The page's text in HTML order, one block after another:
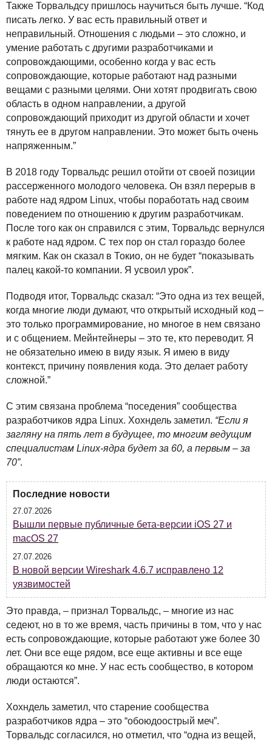
Также Торвальдсу пришлось научиться быть лучше. “Код
писать легко. У вас есть правильный ответ и
неправильный. Отношения с людьми – это сложно, и
умение работать с другими разработчиками и
сопровождающими, особенно когда у вас есть
сопровождающие, которые работают над разными
вещами с разными целями. Они хотят продвигать свою
область в одном направлении, а другой
сопровождающий приходит из другой области и хочет
тянуть ее в другом направлении. Это может быть очень
напряженным.”
В 2018 году Торвальдс решил отойти от своей позиции
рассерженного молодого человека. Он взял перерыв в
работе над ядром Linux, чтобы поработать над своим
поведением по отношению к другим разработчикам.
После того как он справился с этим, Торвальдс вернулся
к работе над ядром. С тех пор он стал гораздо более
мягким. Как он сказал в Токио, он не будет “показывать
палец какой-то компании. Я усвоил урок”.
Подводя итог, Торвальдс сказал: “Это одна из тех вещей,
когда многие люди думают, что открытый исходный код –
это только программирование, но многое в нем связано
и с общением. Мейнтейнеры – это те, кто переводит. Я
не обязательно имею в виду язык. Я имею в виду
контекст, причину появления кода. Это делает работу
сложной.”
С этим связана проблема “поседения” сообщества
разработчиков ядра Linux. Хохндель заметил. “Если я
загляну на пять лет в будущее, то многим ведущим
специалистам Linux-ядра будет за 60, а первым – за
70”.
Последние новости
27.07.2026
Вышли первые публичные бета-версии iOS 27 и
macOS 27
27.07.2026
В новой версии Wireshark 4.6.7 исправлено 12
уязвимостей
Это правда, – признал Торвальдс, – многие из нас
седеют, но в то же время, часть причины в том, что у нас
есть сопровождающие, которые работают уже более 30
лет. Они все еще рядом, все еще активны и все еще
обращаются ко мне. У нас есть сообщество, в котором
люди остаются”.
Хохндель заметил, что старение сообщества
разработчиков ядра – это “обоюдоострый меч”.
Торвальдс согласился, но отметил, что “одна из вещей,